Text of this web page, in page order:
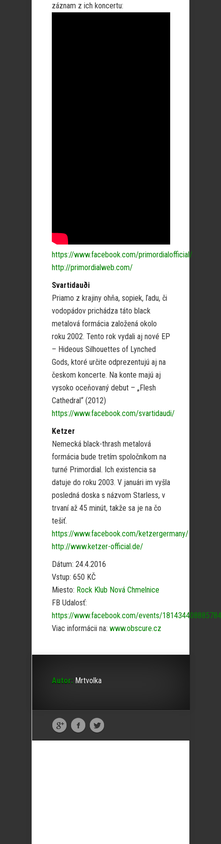
záznam z ich koncertu:
https://www.facebook.com/primordialofficial/
http://primordialweb.com/
Svartidauði
Priamo z krajiny ohňa, sopiek, ľadu, či
vodopádov prichádza táto black
metalová formácia založená okolo
roku 2002. Tento rok vydali aj nové EP
– Hideous Silhouettes of Lynched
Gods, ktoré určite odprezentujú aj na
českom koncerte. Na konte majú aj
vysoko oceňovaný debut – „Flesh
Cathedral“ (2012)
https://www.facebook.com/svartidaudi/
Ketzer
Nemecká black-thrash metalová
formácia bude tretím spoločníkom na
turné Primordial. Ich existencia sa
datuje do roku 2003. V januári im vyšla
posledná doska s názvom Starless, v
trvaní až 45 minút, takže sa je na čo
tešiť.
https://www.facebook.com/ketzergermany/
http://www.ketzer-official.de/
Dátum: 24.4.2016
Vstup: 650 KČ
Miesto: Rock Klub Nová Chmelnice
FB Udalosť:
https://www.facebook.com/events/
Viac informácii na: www.obscure.cz
Autor: Mrtvolka